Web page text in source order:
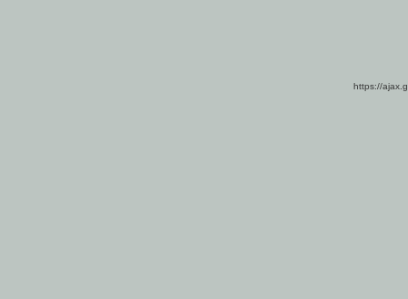
https://